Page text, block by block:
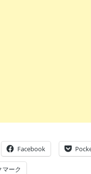
Facebook
マーク